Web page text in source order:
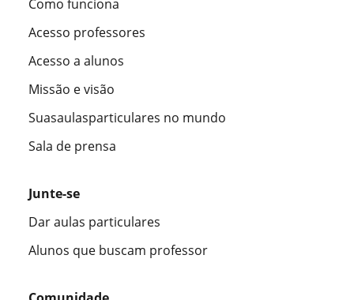
Como funciona
Acesso professores
Acesso a alunos
Missão e visão
Suasaulasparticulares no mundo
Sala de prensa
Junte-se
Dar aulas particulares
Alunos que buscam professor